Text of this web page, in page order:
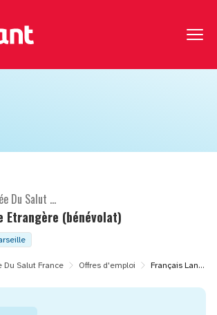
Etrangère (bénévolat)
Fondation De L'armée Du Salut France
Du Salut France Offres d'emploi Français Langue Etrangère (bénévolat)